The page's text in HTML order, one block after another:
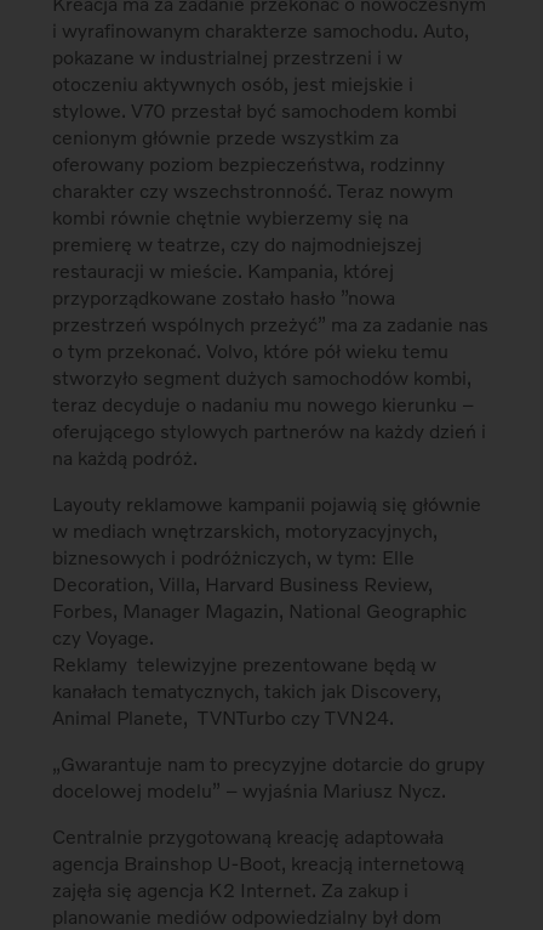
i wyrafinowanym charakterze samochodu. Auto,
pokazane w industrialnej przestrzeni i w
otoczeniu aktywnych osób, jest miejskie i
stylowe. V70 przestał być samochodem kombi
cenionym głównie przede wszystkim za
oferowany poziom bezpieczeństwa, rodzinny
charakter czy wszechstronność. Teraz nowym
kombi równie chętnie wybierzemy się na
premierę w teatrze, czy do najmodniejszej
restauracji w mieście. Kampania, której
przyporządkowane zostało hasło ”nowa
przestrzeń wspólnych przeżyć” ma za zadanie nas
o tym przekonać. Volvo, które pół wieku temu
stworzyło segment dużych samochodów kombi,
teraz decyduje o nadaniu mu nowego kierunku –
oferującego stylowych partnerów na każdy dzień i
na każdą podróż.
Layouty reklamowe kampanii pojawią się głównie
w mediach wnętrzarskich, motoryzacyjnych,
biznesowych i podróżniczych, w tym: Elle
Decoration, Villa, Harvard Business Review,
Forbes, Manager Magazin, National Geographic
czy Voyage.
Reklamy telewizyjne prezentowane będą w
kanałach tematycznych, takich jak Discovery,
Animal Planete, TVNTurbo czy TVN24.
„Gwarantuje nam to precyzyjne dotarcie do grupy
docelowej modelu” – wyjaśnia Mariusz Nycz.
Centralnie przygotowaną kreację adaptowała
agencja Brainshop U-Boot, kreacją internetową
zajęła się agencja K2 Internet. Za zakup i
planowanie mediów odpowiedzialny był dom